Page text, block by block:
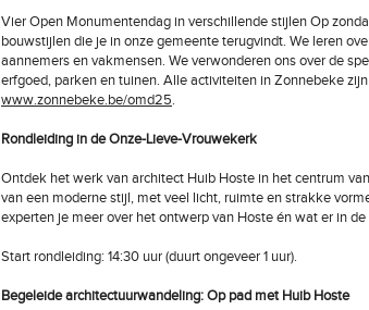
Vier Open Monumentendag in verschillende stijlen Op
bouwstijlen die je in onze gemeente terugvindt. We leren
aannemers en vakmensen. We verwonderen ons over de
erfgoed, parken en tuinen. Alle activiteiten in Zonnebeke
www.zonnebeke.be/omd25.
Rondleiding in de Onze-Lieve-Vrouwekerk
Ontdek het werk van architect Huib Hoste in het centrum
van een moderne stijl, met veel licht, ruimte en strakke
experten je meer over het ontwerp van Hoste én wat er in
Start rondleiding: 14:30 uur (duurt ongeveer 1 uur).
Begeleide architectuurwandeling: Op pad met Huib Hoste